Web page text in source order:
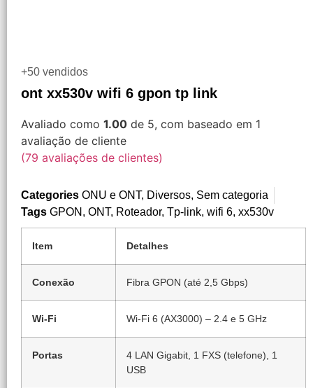
+50 vendidos
ont xx530v wifi 6 gpon tp link
Avaliado como 1.00 de 5, com baseado em 1
avaliação de cliente
(79 avaliações de clientes)
Categories ONU e ONT, Diversos, Sem categoria
Tags GPON , ONT, Roteador, Tp-link, wifi 6, xx530v
Item Detalhes
Conexão Fibra GPON (até 2,5 Gbps)
Wi-Fi Wi-Fi 6 (AX3000) – 2.4 e 5 GHz
Portas
4 LAN Gigabit, 1 FXS (telefone), 1
USB